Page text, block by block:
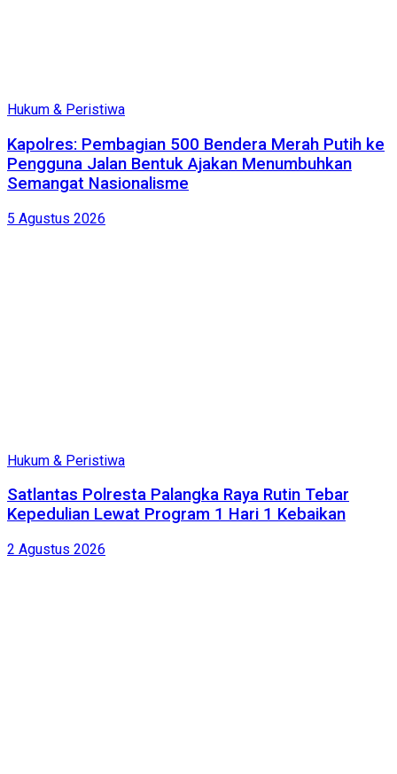
Hukum & Peristiwa
Kapolres: Pembagian 500 Bendera Merah Putih ke
Pengguna Jalan Bentuk Ajakan Menumbuhkan
Semangat Nasionalisme
5 Agustus 2026
Hukum & Peristiwa
Satlantas Polresta Palangka Raya Rutin Tebar
Kepedulian Lewat Program 1 Hari 1 Kebaikan
2 Agustus 2026